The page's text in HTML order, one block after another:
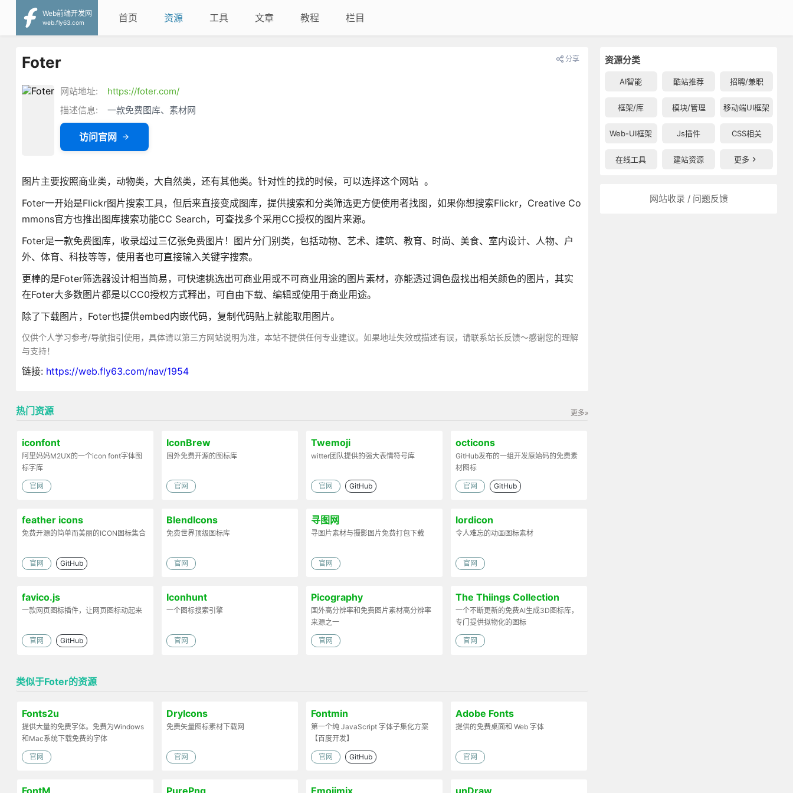
Web前端开发网
web.fly63.com
首页 资源 工具 文章 教程 栏目
资源分类
AI智能 酷站推荐 招聘/兼职
框架/库 模块/管理 移动端UI框架
Web-UI框架 Js插件 CSS相关
在线工具 建站资源 更多
网站收录 / 问题反馈
Foter 分享
网站地址:
https://foter.com/
描述信息:
一款免费图库、素材网
访问官网
图片主要按照商业类，动物类，大自然类，还有其他类。针对性的找的时候，可以选择这个网站 。
Foter一开始是Flickr图片搜索工具，但后来直接变成图库，提供搜索和分类筛选更方便使用者找图，如果你想搜索Flickr，Creative Co
mmons官方也推出图库搜索功能CC Search，可查找多个采用CC授权的图片来源。
Foter是一款免费图库，收录超过三亿张免费图片！图片分门别类，包括动物、艺术、建筑、教育、时尚、美食、室内设计、人物、户
外、体育、科技等等，使用者也可直接输入关键字搜索。
更棒的是Foter筛选器设计相当简易，可快速挑选出可商业用或不可商业用途的图片素材，亦能透过调色盘找出相关颜色的图片，其实
在Foter大多数图片都是以CC0授权方式释出，可自由下载、编辑或使用于商业用途。
除了下载图片，Foter也提供embed内嵌代码，复制代码贴上就能取用图片。
仅供个人学习参考/导航指引使用，具体请以第三方网站说明为准，本站不提供任何专业建议。如果地址失效或描述有误，请联系站长反馈～感谢您的理解
与支持！
链接: https://web.fly63.com/nav/1954
更多»
热门资源
iconfont
阿里妈妈M2UX的一个icon font字体图
标字库
官网
IconBrew
国外免费开源的图标库
官网
Twemoji
witter团队提供的强大表情符号库
官网 GitHub
octicons
GitHub发布的一组开发原始码的免费素
材图标
官网 GitHub
feather icons
免费开源的简单而美丽的ICON图标集合
官网 GitHub
BlendIcons
免费世界顶级图标库
官网
寻图网
寻图片素材与摄影图片免费打包下载
官网
lordicon
令人难忘的动画图标素材
官网
favico.js
一款网页图标插件，让网页图标动起来
官网 GitHub
Iconhunt
一个图标搜索引擎
官网
Picography
国外高分辨率和免费图片素材高分辨率
来源之一
官网
The Thiings Collection
一个不断更新的免费AI生成3D图标库，
专门提供拟物化的图标
官网
类似于Foter的资源
Fonts2u
提供大量的免费字体。免费为Windows
和Mac系统下载免费的字体
官网
DryIcons
免费矢量图标素材下载网
官网
Fontmin
第一个纯 JavaScript 字体子集化方案
【百度开发】
官网 GitHub
Adobe Fonts
提供的免费桌面和 Web 字体
官网